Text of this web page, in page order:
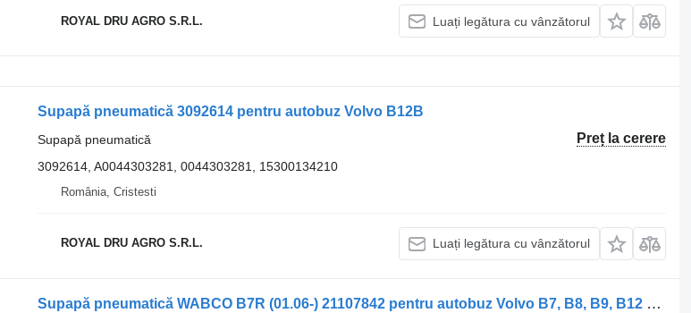
ROYAL DRU AGRO S.R.L. Luați legătura cu vânzătorul
Supapă pneumatică 3092614 pentru autobuz Volvo B12B
Preț la cerere
Supapă pneumatică
3092614, A0044303281, 0044303281, 15300134210
România, Cristesti
ROYAL DRU AGRO S.R.L. Luați legătura cu vânzătorul
Supapă pneumatică WABCO B7R (01.06-) 21107842 pentru autobuz Volvo B7, B8, B9, B12 bus (2005-)